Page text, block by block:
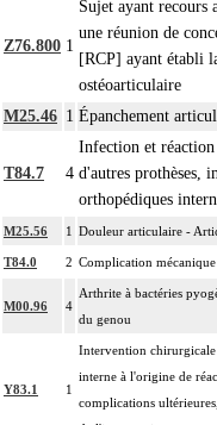
Z76.800 1
Sujet ayant recours
une réunion de
[RCP] ayant établi
ostéoarticulaire
M25.46 1 Épanchement
T84.7 4
Infection et
d'autres prothèses,
orthopédiques
M25.56 1 Douleur articulaire -
T84.0 2 Complication
M00.96 4
Arthrite à bactéries
du genou
Y83.1 1
Intervention
interne à l'origine de
complications